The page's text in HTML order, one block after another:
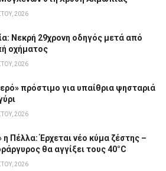
2026
Νεκρή 29χρονη οδηγός μετά από
οχήματος
2026
πρόστιμο για υπαίθρια ψησταριά
2026
η Πέλλα: Έρχεται νέο κύμα ζέστης –
θα αγγίξει τους 40°C
2026